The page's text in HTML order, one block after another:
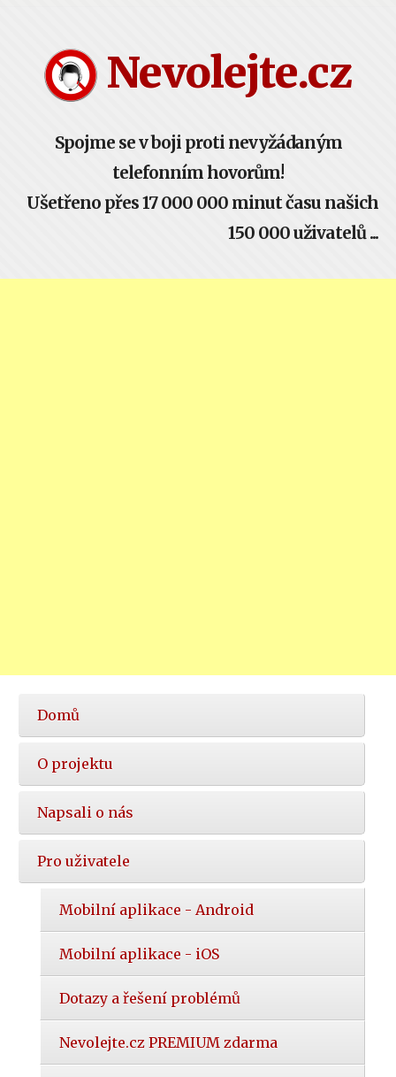
Nevolejte.cz
Spojme se v boji proti nevyžádaným
telefonním hovorům!
Ušetřeno přes 17 000 000 minut času našich
150 000 uživatelů ...
Hlavní
nabídka
Domů
O projektu
Napsali o nás
Pro uživatele
Mobilní aplikace - Android
Mobilní aplikace - iOS
Dotazy a řešení problémů
Nevolejte.cz PREMIUM zdarma